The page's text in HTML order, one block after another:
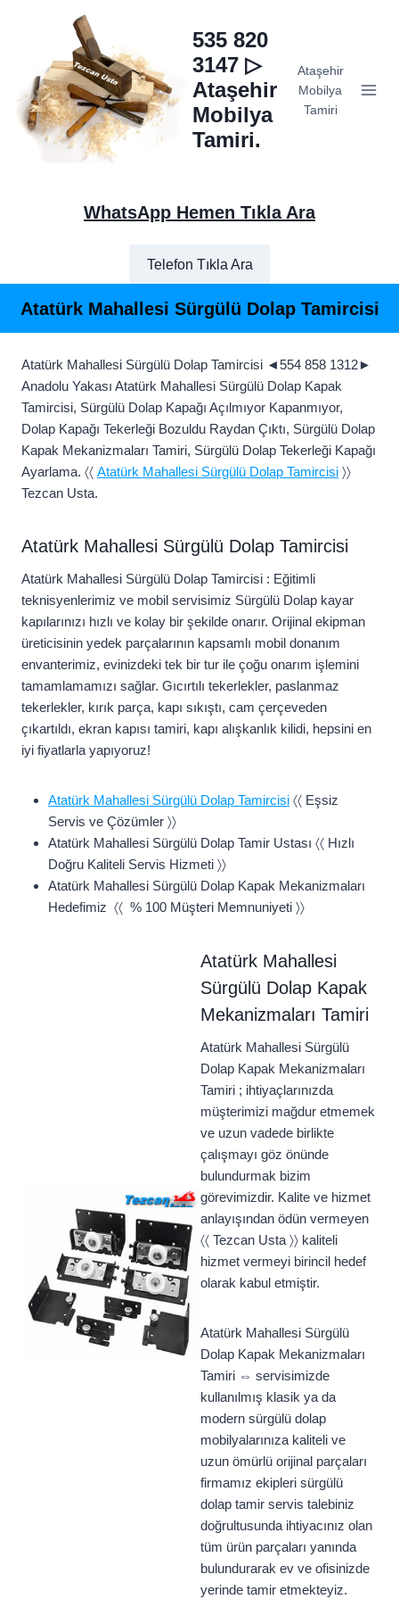
535 820
3147 ▷
Ataşehir
Mobilya
Tamiri.
Ataşehir
Mobilya
Tamiri
WhatsApp Hemen Tıkla Ara
Telefon Tıkla Ara
Atatürk Mahallesi Sürgülü Dolap Tamircisi
Atatürk Mahallesi Sürgülü Dolap Tamircisi ◄554 858 1312►
Anadolu Yakası Atatürk Mahallesi Sürgülü Dolap Kapak
Tamircisi, Sürgülü Dolap Kapağı Açılmıyor Kapanmıyor,
Dolap Kapağı Tekerleği Bozuldu Raydan Çıktı, Sürgülü Dolap
Kapak Mekanizmaları Tamiri, Sürgülü Dolap Tekerleği Kapağı
Ayarlama. 〈〈 Atatürk Mahallesi Sürgülü Dolap Tamircisi 〉〉
Tezcan Usta.
Atatürk Mahallesi Sürgülü Dolap Tamircisi
Atatürk Mahallesi Sürgülü Dolap Tamircisi : Eğitimli
teknisyenlerimiz ve mobil servisimiz Sürgülü Dolap kayar
kapılarınızı hızlı ve kolay bir şekilde onarır. Orijinal ekipman
üreticisinin yedek parçalarının kapsamlı mobil donanım
envanterimiz, evinizdeki tek bir tur ile çoğu onarım işlemini
tamamlamamızı sağlar. Gıcırtılı tekerlekler, paslanmaz
tekerlekler, kırık parça, kapı sıkıştı, cam çerçeveden
çıkartıldı, ekran kapısı tamiri, kapı alışkanlık kilidi, hepsini en
iyi fiyatlarla yapıyoruz!
Atatürk Mahallesi Sürgülü Dolap Tamircisi 〈〈 Eşsiz
Servis ve Çözümler 〉〉
Atatürk Mahallesi Sürgülü Dolap Tamir Ustası 〈〈 Hızlı
Doğru Kaliteli Servis Hizmeti 〉〉
Atatürk Mahallesi Sürgülü Dolap Kapak Mekanizmaları
Hedefimiz 〈〈 % 100 Müşteri Memnuniyeti 〉〉
Atatürk Mahallesi
Sürgülü Dolap Kapak
Mekanizmaları Tamiri
Atatürk Mahallesi Sürgülü
Dolap Kapak Mekanizmaları
Tamiri ; ihtiyaçlarınızda
müşterimizi mağdur etmemek
ve uzun vadede birlikte
çalışmayı göz önünde
bulundurmak bizim
görevimizdir. Kalite ve hizmet
anlayışından ödün vermeyen
〈〈 Tezcan Usta 〉〉 kaliteli
hizmet vermeyi birincil hedef
olarak kabul etmiştir.
Atatürk Mahallesi Sürgülü
Dolap Kapak Mekanizmaları
Tamiri ⇔ servisimizde
kullanılmış klasik ya da
modern sürgülü dolap
mobilyalarınıza kaliteli ve
uzun ömürlü orijinal parçaları
firmamız ekipleri sürgülü
dolap tamir servis talebiniz
doğrultusunda ihtiyacınız olan
tüm ürün parçaları yanında
bulundurarak ev ve ofisinizde
yerinde tamir etmekteyiz.